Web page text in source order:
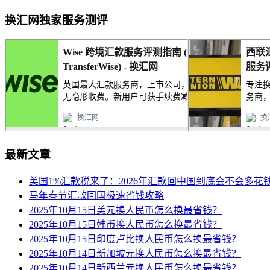
换汇网独家服务测评
最新文章
美国1%汇款税来了：2026年汇款回中国到底会不会多花
马年春节汇款回国极速省钱攻略
2025年10月15日美元换人民币怎么换最省钱？
2025年10月15日韩币换人民币怎么换最省钱？
2025年10月15日印度卢比换人民币怎么换最省钱？
2025年10月14日新加坡元换人民币怎么换最省钱？
2025年10月14日新西兰元换人民币怎么换最省钱？